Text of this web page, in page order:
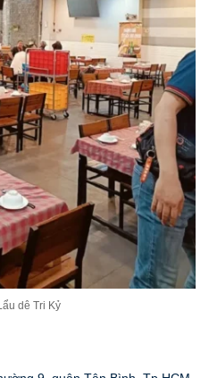
dê Tri Kỷ